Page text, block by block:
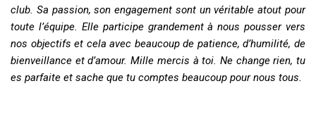
club. Sa passion, son engagement sont un véritable atout pour
toute l’équipe. Elle participe grandement à nous pousser vers
nos objectifs et cela avec beaucoup de patience, d’humilité, de
bienveillance et d’amour. Mille mercis à toi. Ne change rien, tu
es parfaite et sache que tu comptes beaucoup pour nous tous.